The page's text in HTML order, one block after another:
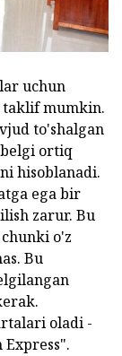
uchun
taklif mumkin.
to'shalgan
ortiq
hisoblanadi.
ega bir
zarur. Bu
o'z
Bu
oladi -
Express".